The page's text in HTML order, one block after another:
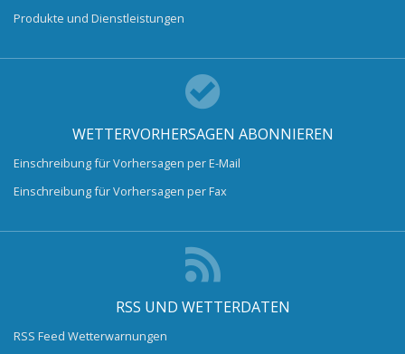
Produkte und Dienstleistungen
WETTERVORHERSAGEN ABONNIEREN
Einschreibung für Vorhersagen per E-Mail
Einschreibung für Vorhersagen per Fax
RSS UND WETTERDATEN
RSS Feed Wetterwarnungen